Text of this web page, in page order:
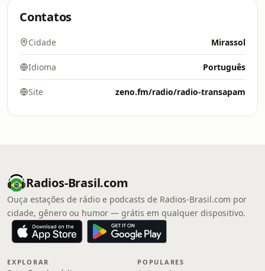
Contatos
Cidade Mirassol
Idioma Português
Site zeno.fm/radio/radio-transapam
Radios-Brasil.com
Ouça estações de rádio e podcasts de Radios-Brasil.com por
cidade, gênero ou humor — grátis em qualquer dispositivo.
EXPLORAR POPULARES